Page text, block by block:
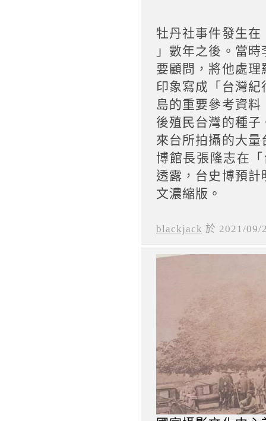
牡丹社事件發生
」數年之後。當
要顧問，將他處
印象寫成「台灣
島的重要參考資
後殖民台灣的種
來台所拍攝的大
博館長張隆志在
透露，台史博預
文濃縮版。
blackjack 於 2021/09/